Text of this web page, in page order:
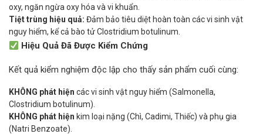
oxy, ngăn ngừa oxy hóa và vi khuẩn.
Tiệt trùng hiệu quả: Đảm bảo tiêu diệt hoàn toàn các vi sinh vật
nguy hiểm, kể cả bào tử Clostridium botulinum.
Hiệu Quả Đã Được Kiểm Chứng
Kết quả kiểm nghiệm độc lập cho thấy sản phẩm cuối cùng:
KHÔNG phát hiện các vi sinh vật nguy hiểm (Salmonella,
Clostridium botulinum).
KHÔNG phát hiện kim loại nặng (Chì, Cadimi, Thiếc) và phụ gia
(Natri Benzoate).